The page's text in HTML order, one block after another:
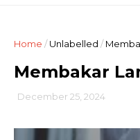
Home /Unlabelled /
Membakar
December 25, 2024